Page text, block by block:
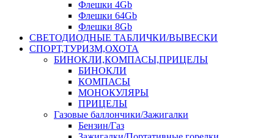
Флешки 4Gb
Флешки 64Gb
Флешки 8Gb
СВЕТОДИОДНЫЕ ТАБЛИЧКИ/ВЫВЕСКИ
СПОРТ,ТУРИЗМ,ОХОТА
БИНОКЛИ,КОМПАСЫ,ПРИЦЕЛЫ
БИНОКЛИ
КОМПАСЫ
МОНОКУЛЯРЫ
ПРИЦЕЛЫ
Газовые баллончики/Зажигалки
Бензин/Газ